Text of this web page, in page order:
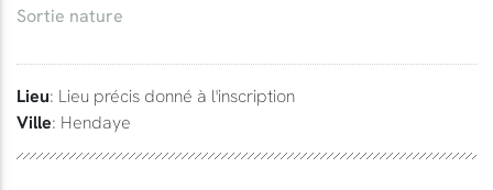
Sortie nature
Lieu: Lieu précis donné à l'inscription
Ville: Hendaye